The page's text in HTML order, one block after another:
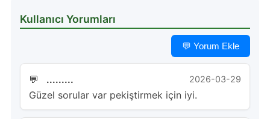
Kullanıcı Yorumları
💬 Yorum Ekle
......... 2026-03-29
Güzel sorular var pekiştirmek için iyi.